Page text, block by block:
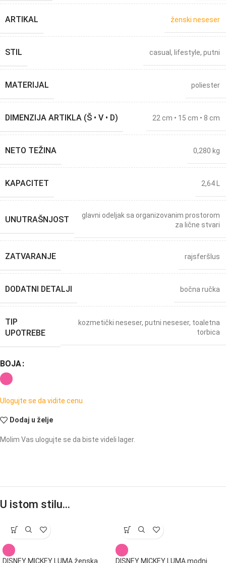
ARTIKAL ženski neseser
STIL casual , lifestyle, putni
MATERIJAL poliester
DIMENZIJA ARTIKLA (Š • V • D) 22 cm • 15 cm • 8 cm
NETO TEŽINA 0,280 kg
KAPACITET 2,64 L
UNUTRAŠNJOST
glavni odeljak sa organizovanim prostorom
za lične stvari
ZATVARANJE rajsferšlus
DODATNI DETALJI bočna ručka
TIP
UPOTREBE
kozmetički neseser, putni neseser, toaletna
torbica
BOJA
Ulogujte se da vidite cenu
Dodaj u želje
Molim Vas ulogujte se da biste videli lager.
U istom stilu…
DISNEY MICKEY LUMA ženska DISNEY MICKEY LUMA modni